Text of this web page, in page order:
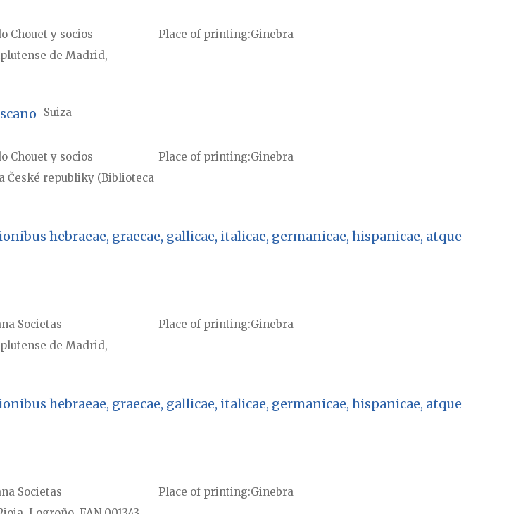
Chouet y socios Place of printing Ginebra
de Madrid,
Suiza
Chouet y socios Place of printing Ginebra
České republiky (Biblioteca
hebraeae, graecae, gallicae, italicae, germanicae, hispanicae, atque
Societas Place of printing Ginebra
de Madrid,
hebraeae, graecae, gallicae, italicae, germanicae, hispanicae, atque
Societas Place of printing Ginebra